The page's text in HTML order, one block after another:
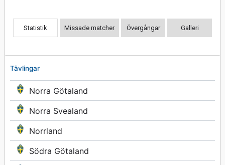
Tävlingar
Norra Götaland
Norra Svealand
Norrland
Södra Götaland
Statistik Missade matcher Övergångar Galleri